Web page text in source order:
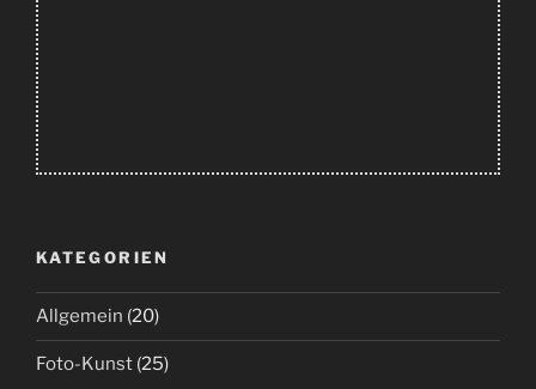
KATEGORIEN
Allgemein (20)
Foto-Kunst (25)